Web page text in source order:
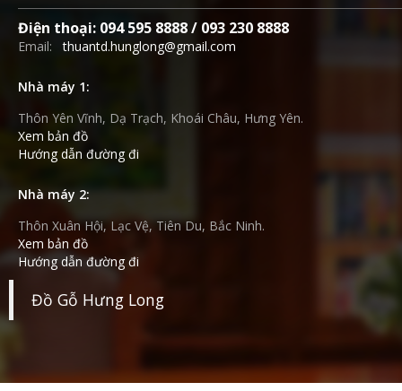
Điện thoại: 094 595 8888 / 093 230 8888
Email:thuantd.hunglong@gmail.com
Nhà máy 1:
Thôn Yên Vĩnh, Dạ Trạch, Khoái Châu, Hưng Yên.
Xem bản đồ
Hướng dẫn đường đi
Nhà máy 2:
Thôn Xuân Hội, Lạc Vệ, Tiên Du, Bắc Ninh.
Xem bản đồ
Hướng dẫn đường đi
Đồ Gỗ Hưng Long